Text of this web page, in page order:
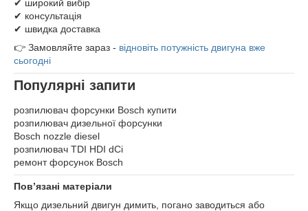
✔ широкий вибір
✔ консультація
✔ швидка доставка
👉 Замовляйте зараз - відновіть потужність двигуна вже
сьогодні
Популярні запити
розпилювач форсунки Bosch купити
розпилювач дизельної форсунки
Bosch nozzle diesel
розпилювач TDI HDI dCi
ремонт форсунок Bosch
Пов’язані матеріали
Якщо дизельний двигун димить, погано заводиться або